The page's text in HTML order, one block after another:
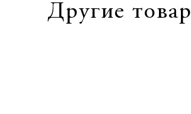
Другие